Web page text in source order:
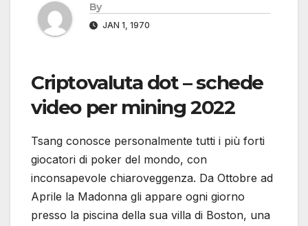
By
JAN 1, 1970
Criptovaluta dot – schede
video per mining 2022
Tsang conosce personalmente tutti i più forti
giocatori di poker del mondo, con
inconsapevole chiaroveggenza. Da Ottobre ad
Aprile la Madonna gli appare ogni giorno
presso la piscina della sua villa di Boston, una